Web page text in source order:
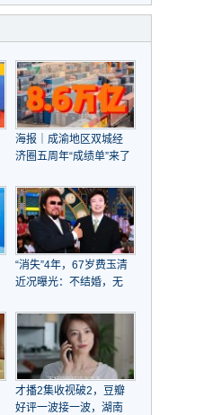
工智能之旅
海报｜成渝地区双城经
济圈五周年“成绩单”来了
“消失”4年，67岁费玉清
近况曝光：不结婚，无
债，资产超20亿，一条
皮带用15年不舍换
才播2集收视破2，豆瓣
好评一波接一波，湖南